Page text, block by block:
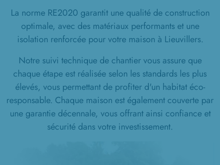
La norme RE2020 garantit une qualité de construction
optimale, avec des matériaux performants et une
isolation renforcée pour votre maison à Lieuvillers.
Notre suivi technique de chantier vous assure que
chaque étape est réalisée selon les standards les plus
élevés, vous permettant de profiter d'un habitat éco-
responsable. Chaque maison est également couverte par
une garantie décennale, vous offrant ainsi confiance et
sécurité dans votre investissement.